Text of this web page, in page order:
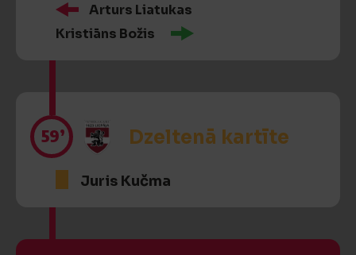
Arturs Liatukas
Kristiāns Božis
59’ Dzeltenā kartīte
Juris Kučma